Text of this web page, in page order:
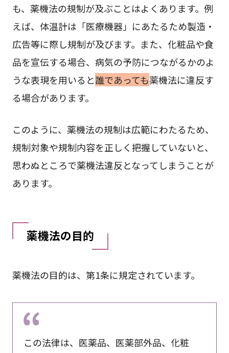
も、薬機法の規制が及ぶことはよくあります。例
えば、体温計は「医療機器」にあたるため製造・
広告等に際し規制が及びます。また、化粧品や食
品を宣伝する場合、病気の予防につながるかのよ
うな表現を用いると誰であっても薬機法に違反す
る場合があります。
このように、薬機法の規制は広範にわたるため、
規制対象や規制内容を正しく把握していないと、
思わぬところで薬機法違反となってしまうことが
あります。
薬機法の目的
薬機法の目的は、第1条に規定されています。
この法律は、医薬品、医薬部外品、化粧